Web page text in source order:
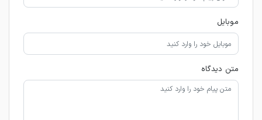
موبایل
متن دیدگاه